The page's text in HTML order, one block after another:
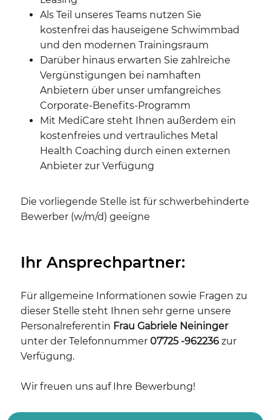
Als Teil unseres Teams nutzen Sie
kostenfrei das hauseigene Schwimmbad
und den modernen Trainingsraum
Darüber hinaus erwarten Sie zahlreiche
Vergünstigungen bei namhaften
Anbietern über unser umfangreiches
Corporate-Benefits-Programm
Mit MediCare steht Ihnen außerdem ein
kostenfreies und vertrauliches Metal
Health Coaching durch einen externen
Anbieter zur Verfügung
Die vorliegende Stelle ist für schwerbehinderte
Bewerber (w/m/d) geeigne
Ihr Ansprechpartner:
Für allgemeine Informationen sowie Fragen zu
dieser Stelle steht Ihnen sehr gerne unsere
Personalreferentin Frau Gabriele Neininger
unter der Telefonnummer 07725 -962236 zur
Verfügung.
Wir freuen uns auf Ihre Bewerbung!